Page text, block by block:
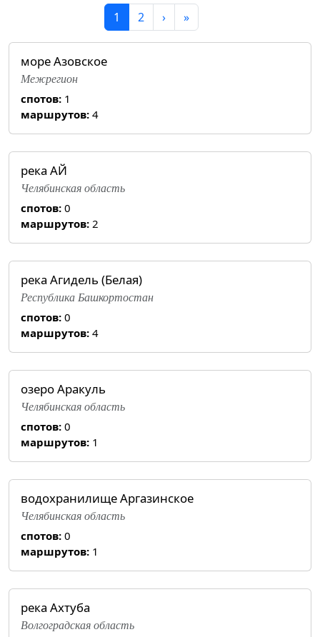
1 2 › »
море Азовское
Межрегион
спотов: 1
маршрутов: 4
река АЙ
Челябинская область
спотов: 0
маршрутов: 2
река Агидель (Белая)
Республика Башкортостан
спотов: 0
маршрутов: 4
озеро Аракуль
Челябинская область
спотов: 0
маршрутов: 1
водохранилище Аргазинское
Челябинская область
спотов: 0
маршрутов: 1
река Ахтуба
Волгоградская область